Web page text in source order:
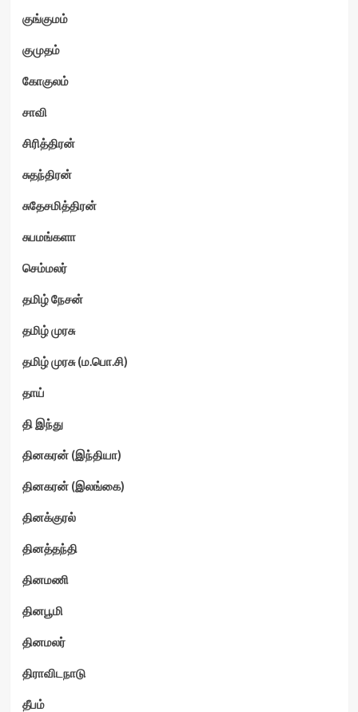
குங்குமம்
குமுதம்
கோகுலம்
சாவி
சிரித்திரன்
சுதந்திரன்
சுதேசமித்திரன்
சுபமங்களா
செம்மலர்
தமிழ் நேசன்
தமிழ் முரசு
தமிழ் முரசு (ம.பொ.சி)
தாய்
தி இந்து
தினகரன் (இந்தியா)
தினகரன் (இலங்கை)
தினக்குரல்
தினத்தந்தி
தினமணி
தினபூமி
தினமலர்
திராவிடநாடு
தீபம்